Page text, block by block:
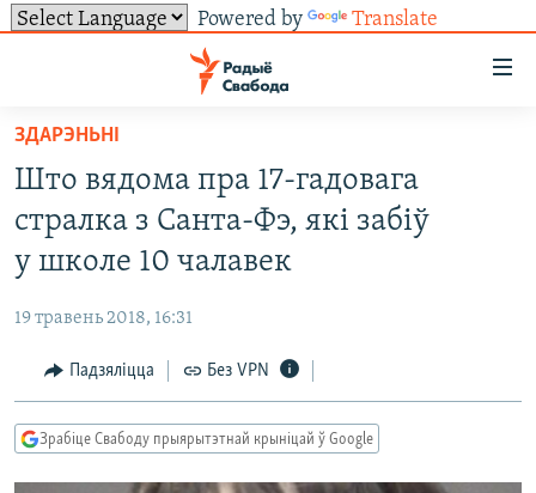
Powered by Translate
ўнівэрсальнага
доступу
Перайсьці
да
галоўнага
зьместу
Перайсьці
да
навігацыі
Перайсьці
да
ПАЛІТЫКА
ЭКАНОМІКА
ТОЛЬКІ НА СВАБОДЗЕ
ГІСТОРЫЯ НА СВАБОДЗЕ
ПАДКАСТЫ
СУВЯЗЬ
ПАДЗЯЛІЦЦА ІНФАРМАЦЫЯЙ
RSS
ПАДКАСТЫ
ЗДАРЭНЬНІ
Што вядома пра 17-гадовага
стралка з Санта-Фэ, які забіў
у школе 10 чалавек
19 травень 2018, 16:31
Падзяліцца Без VPN
Зрабіце Свабоду прыярытэтнай крыніцай ў Google